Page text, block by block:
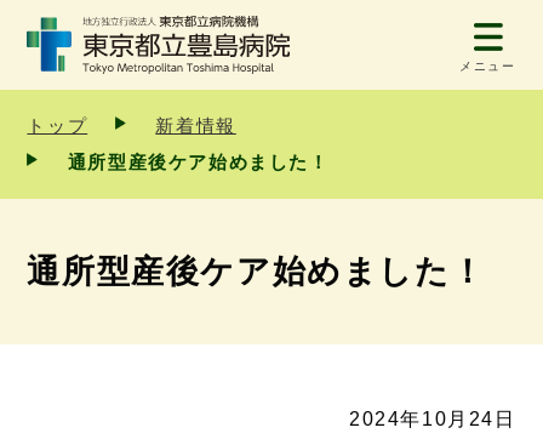
メニュー
トップ
新着情報
通所型産後ケア始めました！
通所型産後ケア始めました！
2024年10月24日